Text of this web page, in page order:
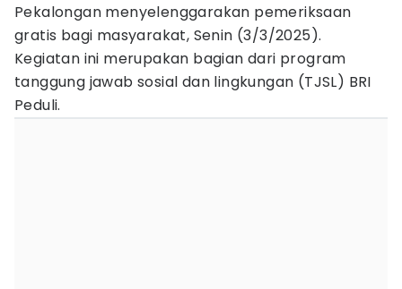
Pekalongan menyelenggarakan pemeriksaan
gratis bagi masyarakat, Senin (3/3/2025).
Kegiatan ini merupakan bagian dari program
tanggung jawab sosial dan lingkungan (TJSL) BRI
Peduli.